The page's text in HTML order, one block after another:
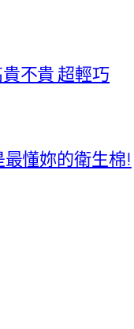
不貴 超輕巧
懂妳的衛生棉!